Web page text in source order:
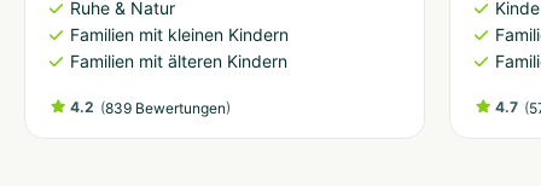
Ruhe & Natur
Familien mit kleinen Kindern
Familien mit älteren Kindern
4.2 (839 Bewertungen) 4.7 (